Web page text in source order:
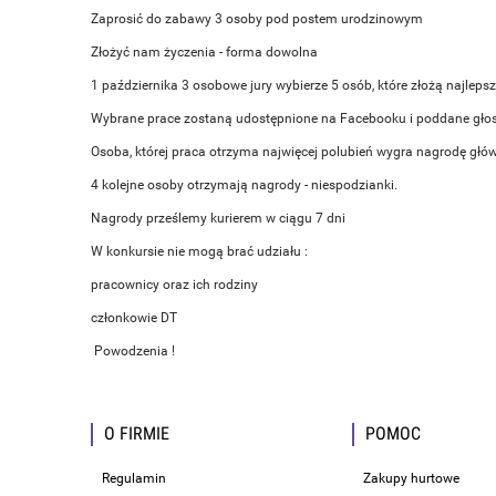
Zaprosić do zabawy 3 osoby pod postem urodzinowym
Złożyć nam życzenia - forma dowolna
1 października 3 osobowe jury wybierze 5 osób, które złożą
Wybrane prace zostaną udostępnione na Facebooku i poddane
Osoba, której praca otrzyma najwięcej polubień wygra nagrodę
4 kolejne osoby otrzymają nagrody - niespodzianki.
Nagrody prześlemy kurierem w ciągu 7 dni
W konkursie nie mogą brać udziału :
pracownicy oraz ich rodziny
członkowie DT
Powodzenia !
O FIRMIE
Regulamin
POMOC
Zakupy hurtowe